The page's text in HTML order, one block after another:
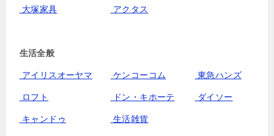
大塚家具 アクタス
生活全般
アイリスオーヤマ ケンコーコム 東急ハンズ
ロフト ドン・キホーテ ダイソー
キャンドゥ 生活雑貨